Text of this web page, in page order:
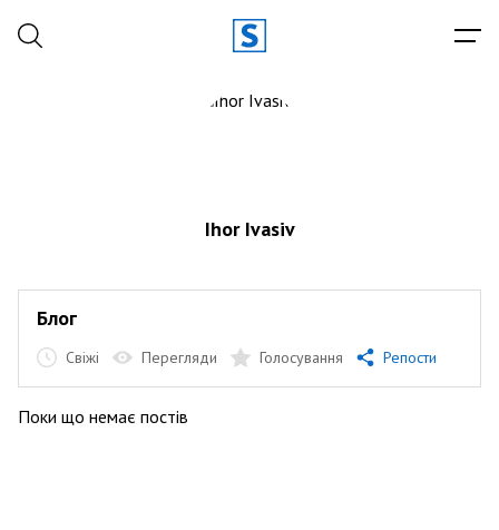
Ihor Ivasiv
Блог
Свіжі Перегляди Голосування Репости
Поки що немає постів